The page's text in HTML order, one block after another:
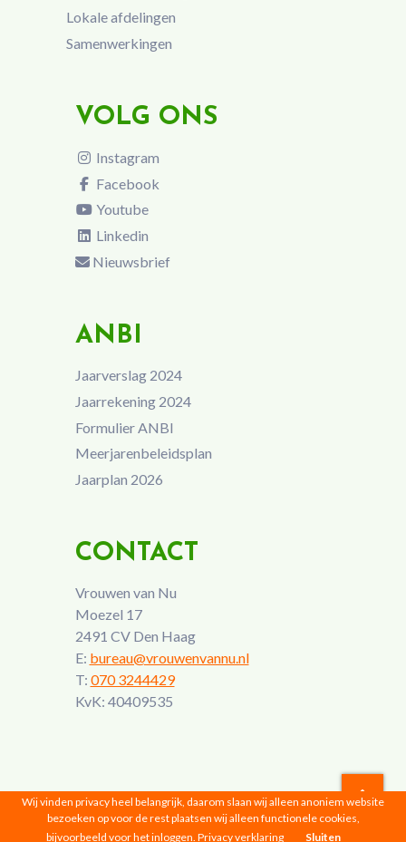
Lokale afdelingen
Samenwerkingen
VOLG ONS
Instagram
Facebook
Youtube
Linkedin
Nieuwsbrief
ANBI
Jaarverslag 2024
Jaarrekening 2024
Formulier ANBI
Meerjarenbeleidsplan
Jaarplan 2026
CONTACT
Vrouwen van Nu
Moezel 17
2491 CV Den Haag
E: bureau@vrouwenvannu.nl
T: 070 3244429
KvK: 40409535
Vrouwen van Nu © 2026 |Privacyverklaring
Wij vinden privacy heel belangrijk, daarom slaan wij alleen anoniem website
bezoeken op voor de rest plaatsen wij alleen functionele cookies,
bijvoorbeeld voor het inloggen. Privacy verklaring Sluiten